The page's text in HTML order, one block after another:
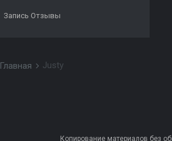
Запись Отзывы
Главная Justy
Копирование материалов без